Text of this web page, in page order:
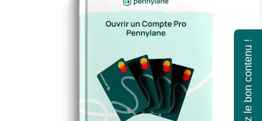
Trouvez le bon contenu !